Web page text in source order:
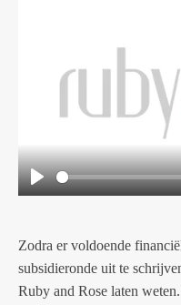
P
a
y
Zodra er voldoende
subsidieronde uit te
Ruby and Rose laten